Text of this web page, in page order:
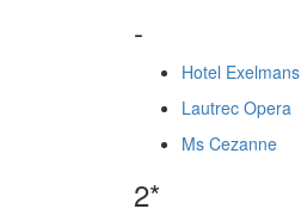
-
Hotel Exelmans
Lautrec Opera
Ms Cezanne
2*